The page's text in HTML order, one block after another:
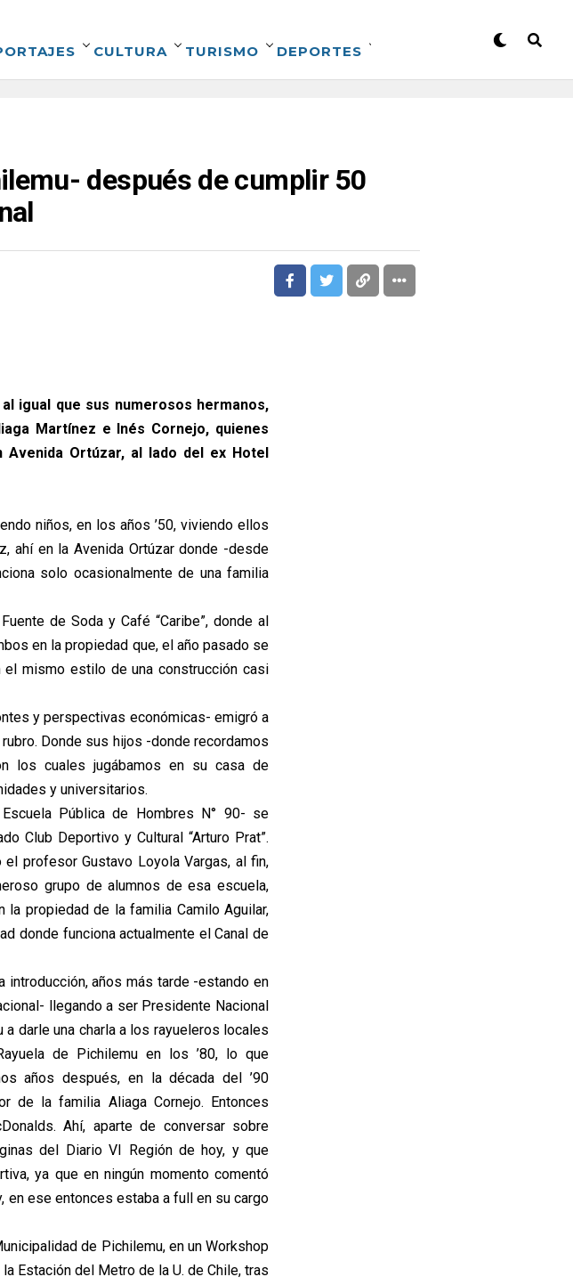
CULTURA TURISMO DEPORTES
después de cumplir 50
igual que sus numerosos hermanos,
Martínez e Inés Cornejo, quienes
Avenida Ortúzar, al lado del ex Hotel
niños, en los años ’50, viviendo ellos
ahí en la Avenida Ortúzar donde -desde
solo ocasionalmente de una familia
de Soda y Café “Caribe”, donde al
en la propiedad que, el año pasado se
mismo estilo de una construcción casi
y perspectivas económicas- emigró a
Donde sus hijos -donde recordamos
los cuales jugábamos en su casa de
y universitarios.
Pública de Hombres N° 90- se
Club Deportivo y Cultural “Arturo Prat”.
profesor Gustavo Loyola Vargas, al fin,
grupo de alumnos de esa escuela,
la propiedad de la familia Camilo Aguilar,
donde funciona actualmente el Canal de
introducción, años más tarde -estando en
llegando a ser Presidente Nacional
darle una charla a los rayueleros locales
de Pichilemu en los ’80, lo que
años después, en la década del ’90
de la familia Aliaga Cornejo. Entonces
Ahí, aparte de conversar sobre
del Diario VI Región de hoy, y que
ya que en ningún momento comentó
en ese entonces estaba a full en su cargo
de Pichilemu, en un Workshop
Estación del Metro de la U. de Chile, tras